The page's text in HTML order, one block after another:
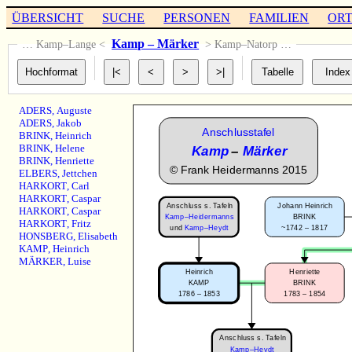
ÜBERSICHT SUCHE PERSONEN FAMILIEN
… Kamp–Lange < Kamp – Märker > Kamp–Natorp …
ADERS,Auguste
ADERS,Jakob
BRINK,Heinrich
BRINK,Helene
BRINK,Henriette
ELBERS,Jettchen
HARKORT,Carl
HARKORT,Caspar
HARKORT,Caspar
HARKORT,Fritz
HONSBERG,Elisabeth
KAMP,Heinrich
MÄRKER,Luise
Heinrich
KAMP
1786 – 1853
Anschluss s. Tafeln
Kamp–Heidermanns
und Kamp–Heydt
Henriette
BRINK
1783 – 1854
Johann Heinrich
BRINK
~1742 – 1817
Anschluss s. Tafeln
Kamp–Heydt
Anschlusstafel
Kamp– Märker
© Frank Heidermanns 2015